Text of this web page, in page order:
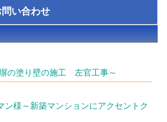
い合わせ
の塗り壁の施工 左官工事～
様～新築マンションにアクセントク